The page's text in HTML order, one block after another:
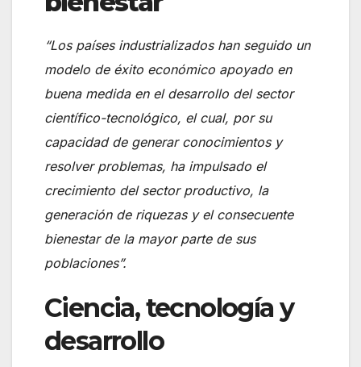
“Los países industrializados han seguido un
modelo de éxito económico apoyado en
buena medida en el desarrollo del sector
científico-tecnológico, el cual, por su
capacidad de generar conocimientos y
resolver problemas, ha impulsado el
crecimiento del sector productivo, la
generación de riquezas y el consecuente
bienestar de la mayor parte de sus
poblaciones”.
Ciencia, tecnología y
desarrollo